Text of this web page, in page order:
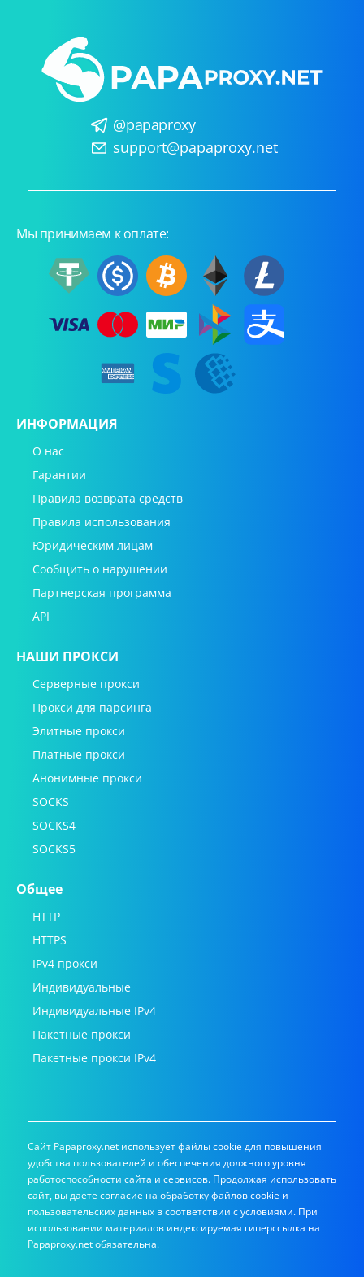
@papaproxy
support@papaproxy.net
Мы принимаем к оплате:
ИНФОРМАЦИЯ
О нас
Гарантии
Правила возврата средств
Правила использования
Юридическим лицам
Сообщить о нарушении
Партнерская программа
API
НАШИ ПРОКСИ
Серверные прокси
Прокси для парсинга
Элитные прокси
Платные прокси
Анонимные прокси
SOCKS
SOCKS4
SOCKS5
Общее
HTTP
HTTPS
IPv4 прокси
Индивидуальные
Индивидуальные IPv4
Пакетные прокси
Пакетные прокси IPv4
Сайт Papaproxy.net использует файлы cookie для повышения
удобства пользователей и обеспечения должного уровня
работоспособности сайта и сервисов. Продолжая использовать
сайт, вы даете согласие на обработку файлов cookie и
пользовательских данных в соответствии с условиями. При
использовании материалов индексируемая гиперссылка на
Papaproxy.net обязательна.